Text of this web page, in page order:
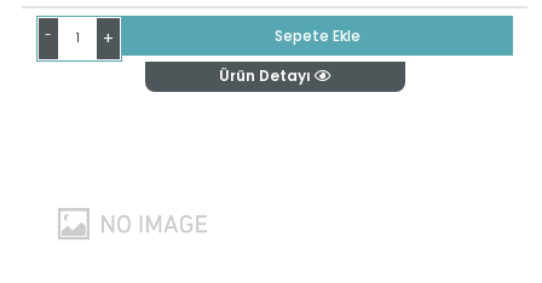
- +
Sepete Ekle
Ürün Detayı